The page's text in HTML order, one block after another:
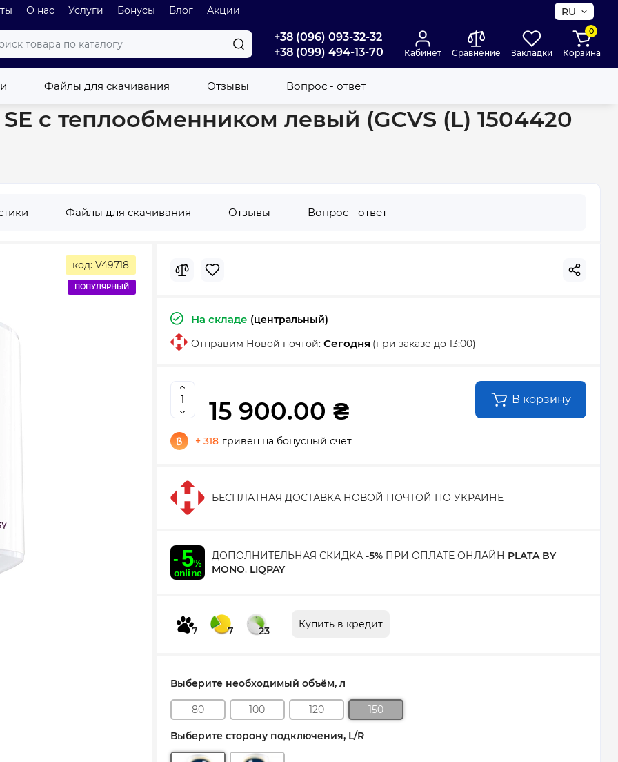
О нас Услуги Бонусы Блог Акции RU
+38 (096) 093-32-32
+38 (099) 494-13-70
Кабинет Сравнение Закладки
0
Корзина
Файлы для скачивания Отзывы Вопрос - ответ
SE с теплообменником левый (GCVS (L) 1504420 B11 TSR) 305151
с теплообменником левый (GCVS (L) 1504420
Файлы для скачивания Отзывы Вопрос - ответ
код: V49718
ПОПУЛЯРНЫЙ
На складе (центральный)
Отправим Новой почтой: Сегодня (при заказе до 13:00)
15 900.00 ₴ В корзину
+ 318 гривен на бонусный счет
БЕСПЛАТНАЯ ДОСТАВКА НОВОЙ ПОЧТОЙ ПО УКРАИНЕ
ДОПОЛНИТЕЛЬНАЯ СКИДКА -5%ПРИ ОПЛАТЕ ОНЛАЙН PLATA BY
MONO, LIQPAY
7 7 23
Купить в кредит
Выберите необходимый объём, л
80 100 120 150
Выберите сторону подключения, L/R